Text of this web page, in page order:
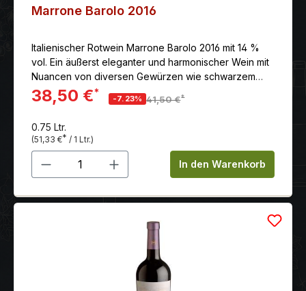
Marrone Barolo 2016
Italienischer Rotwein Marrone Barolo 2016 mit 14 %
vol. Ein äußerst eleganter und harmonischer Wein mit
Nuancen von diversen Gewürzen wie schwarzem
Pfeffer und Trüffel.
38,50 €*
-7.23% 41,50 €*
0.75 Ltr.
(51,33 €* / 1 Ltr.)
Produkt Anzahl: Gib denIn den Warenkorb